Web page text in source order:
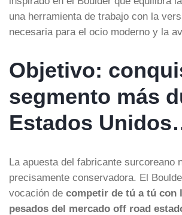
una herramienta de trabajo con la
necesaria para el ocio moderno y la
Objetivo:
segmento más
Estados
La apuesta del fabricante surcoreano
precisamente conservadora. El
vocación de competir de tú a tú con
pesados del mercado off road